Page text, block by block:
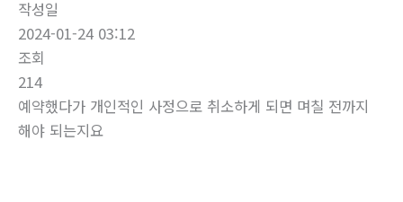
작성일
2024-01-24 03:12
조회
214
예약했다가 개인적인 사정으로 취소하게 되면 며칠 전까지
해야 되는지요